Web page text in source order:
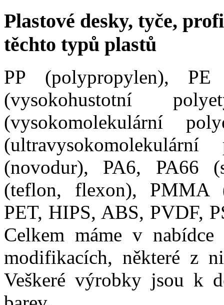
Plastové desky, tyče,
těchto typů plastů
PP (polypropylen), PE
(vysokohustotní
(vysokomolekulární
(novodur), PA6, PA66
(teflon, flexon), PMMA
PET, HIPS, ABS, PVDF,
Celkem máme v
modifikacích, některé z
Veškeré výrobky jsou k